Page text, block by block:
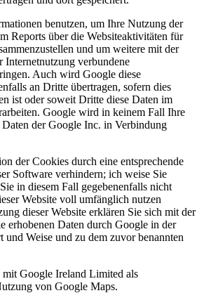
benutzen, um Ihre Nutzung der
Reports über die Websiteaktivitäten für
und um weitere mit der
Internetnutzung verbundene
Auch wird Google diese
an Dritte übertragen, sofern dies
ist oder soweit Dritte diese Daten im
Google wird in keinem Fall Ihre
der Google Inc. in Verbindung
der Cookies durch eine entsprechende
Software verhindern; ich weise Sie
in diesem Fall gegebenenfalls nicht
Website voll umfänglich nutzen
dieser Website erklären Sie sich mit der
erhobenen Daten durch Google in der
und Weise und zu dem zuvor benannten
mit Google Ireland Limited als
von Google Maps.